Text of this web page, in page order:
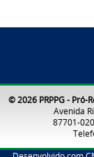
© 2026 PRPPG - Pró-
Avenida
87701-